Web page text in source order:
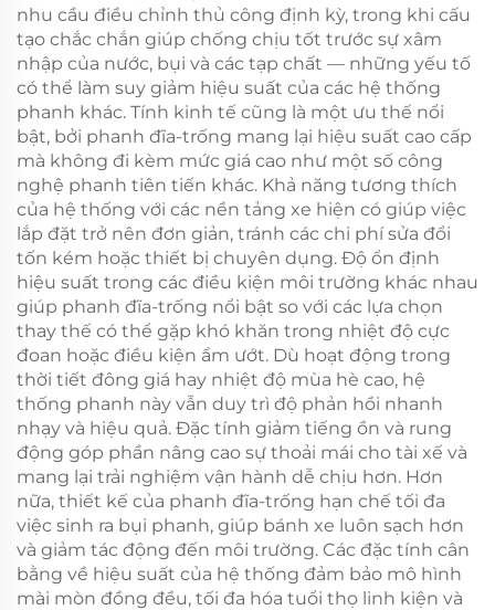
nhu cầu điều chỉnh thủ công định kỳ, trong khi cấu
tạo chắc chắn giúp chống chịu tốt trước sự xâm
nhập của nước, bụi và các tạp chất — những yếu tố
có thể làm suy giảm hiệu suất của các hệ thống
phanh khác. Tính kinh tế cũng là một ưu thế nổi
bật, bởi phanh đĩa-trống mang lại hiệu suất cao cấp
mà không đi kèm mức giá cao như một số công
nghệ phanh tiên tiến khác. Khả năng tương thích
của hệ thống với các nền tảng xe hiện có giúp việc
lắp đặt trở nên đơn giản, tránh các chi phí sửa đổi
tốn kém hoặc thiết bị chuyên dụng. Độ ổn định
hiệu suất trong các điều kiện môi trường khác nhau
giúp phanh đĩa-trống nổi bật so với các lựa chọn
thay thế có thể gặp khó khăn trong nhiệt độ cực
đoan hoặc điều kiện ẩm ướt. Dù hoạt động trong
thời tiết đông giá hay nhiệt độ mùa hè cao, hệ
thống phanh này vẫn duy trì độ phản hồi nhanh
nhạy và hiệu quả. Đặc tính giảm tiếng ồn và rung
động góp phần nâng cao sự thoải mái cho tài xế và
mang lại trải nghiệm vận hành dễ chịu hơn. Hơn
nữa, thiết kế của phanh đĩa-trống hạn chế tối đa
việc sinh ra bụi phanh, giúp bánh xe luôn sạch hơn
và giảm tác động đến môi trường. Các đặc tính cân
bằng về hiệu suất của hệ thống đảm bảo mô hình
mài mòn đồng đều, tối đa hóa tuổi thọ linh kiện và